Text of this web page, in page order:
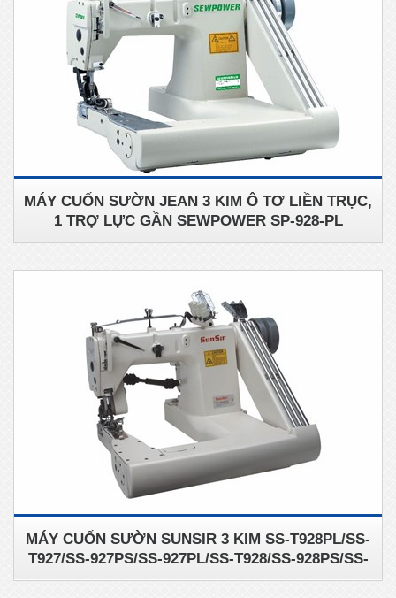
MÁY CUỐN SƯỜN JEAN 3 KIM Ô TƠ LIỀN TRỤC,
1 TRỢ LỰC GẦN SEWPOWER SP-928-PL
MÁY CUỐN SƯỜN SUNSIR 3 KIM SS-T928PL/SS-
T927/SS-927PS/SS-927PL/SS-T928/SS-928PS/SS-
928PL